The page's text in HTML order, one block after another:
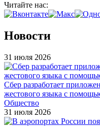
Читайте нас:
Новости
31 июля 2026
Сбер разработает
жестового языка с
Общество
31 июля 2026